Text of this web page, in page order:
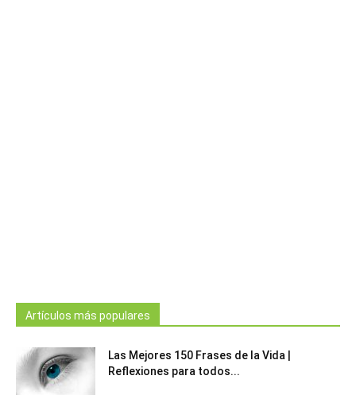
Artículos más populares
Las Mejores 150 Frases de la Vida |
Reflexiones para todos...